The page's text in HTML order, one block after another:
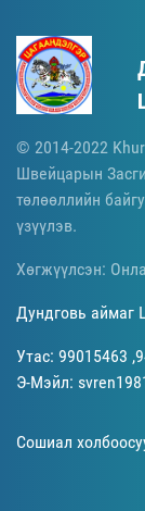
© 2014-2022
Швейцарын
төлөөллийн
үзүүлэв.
Хөгжүүлсэн:
Дундговь аймаг
Утас: 99015463
Э-Мэйл:
Сошиал